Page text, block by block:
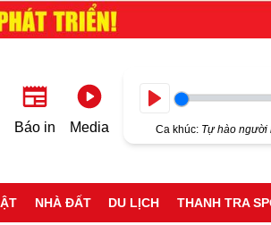
Báo in Media Ca khúc: Tự hào người
NHÀ ĐẤT DU LỊCH THANH TRA